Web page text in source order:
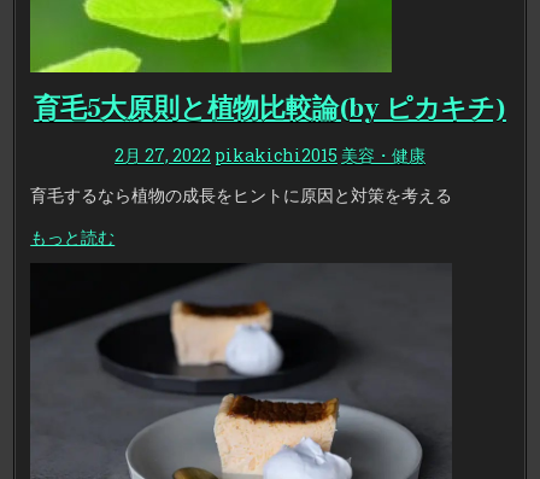
育毛5大原則と植物比較論(by ピカキチ)
2月 27, 2022 pikakichi2015 美容・健康
育毛するなら植物の成長をヒントに原因と対策を考える
もっと読む